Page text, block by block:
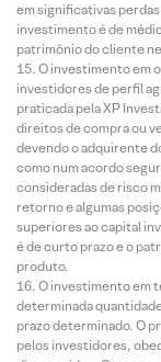
em significativas
investimento é de
patrimônio do cliente
O investimento em
investidores de perfil
praticada pela XP
direitos de compra ou
devendo o adquirente
como num acordo
consideradas de risco
retorno e algumas
superiores ao capital
é de curto prazo e o
produto.
O investimento em
determinada
prazo determinado. O
pelos investidores,